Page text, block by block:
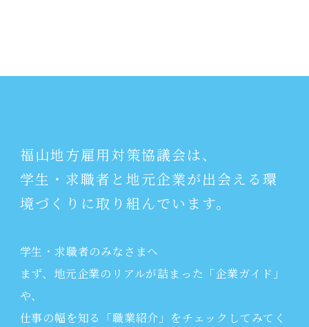
福山地方雇用対策協議会は、
学生・求職者と地元企業が出会える環
境づくりに取り組んでいます。
学生・求職者のみなさまへ
まず、地元企業のリアルが詰まった「企業ガイド」
や、
仕事の幅を知る「職業紹介」をチェックしてみてく